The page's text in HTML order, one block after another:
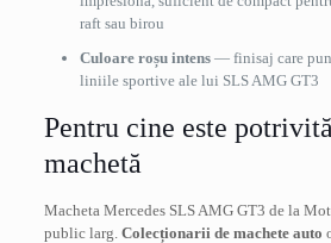
raft sau birou
Culoare roșu intens— finisaj care
liniile sportive ale lui SLS AMG GT3
Pentru cine este
machetă
Macheta Mercedes SLS AMG GT3 de la
public larg. Colecționarii de machete auto